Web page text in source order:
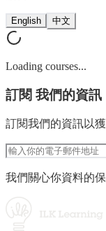
English 中文
Loading courses...
訂閱 我們的資訊
訂閱我們的資訊以
我們關心你資料的